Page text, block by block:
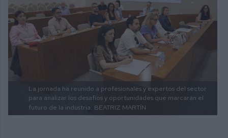
La jornada ha reunido a profesionales y expertos del sector
para analizar los desafíos y oportunidades que marcarán el
futuro de la industria. BEATRIZ MARTÍN